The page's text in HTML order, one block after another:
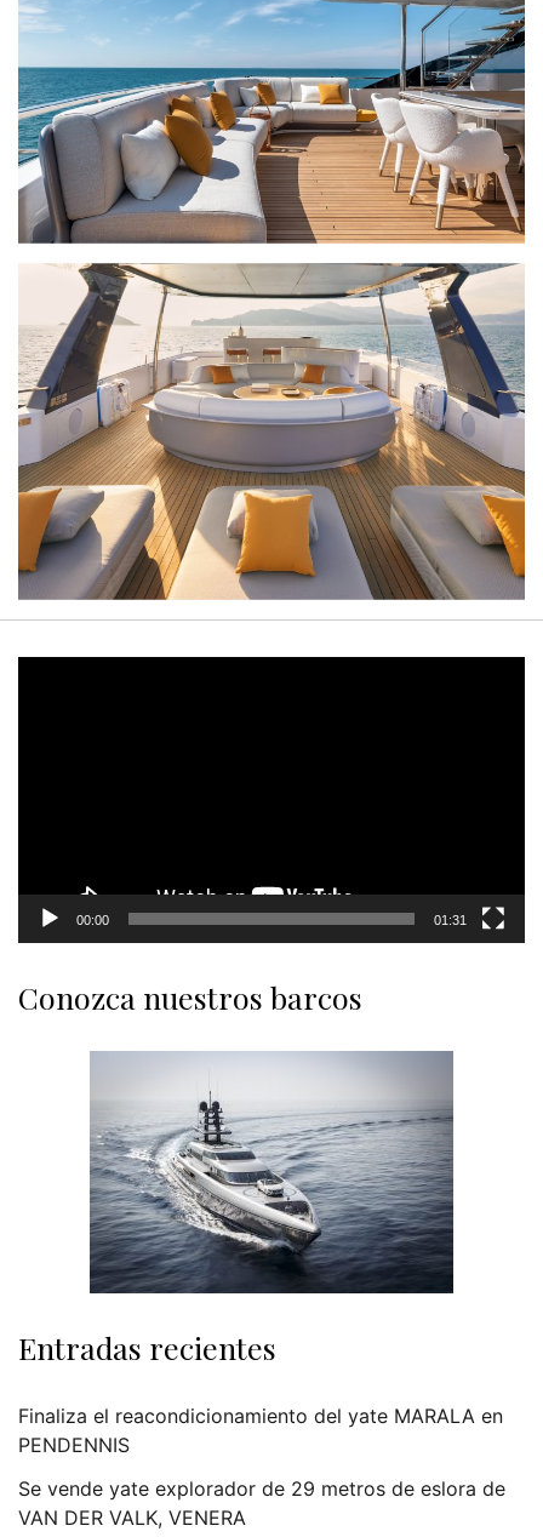
00:00 01:31
Conozca nuestros barcos
Entradas recientes
Finaliza el reacondicionamiento del yate MARALA en
PENDENNIS
Se vende yate explorador de 29 metros de eslora de
VAN DER VALK, VENERA